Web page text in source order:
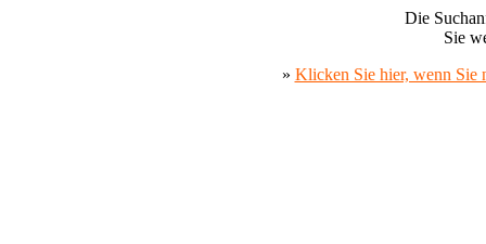
Die
Sie
» Klicken Sie hier, wenn Sie